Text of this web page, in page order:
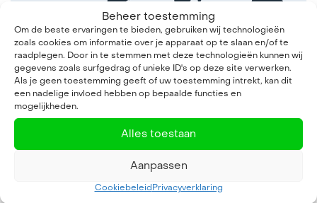
Beheer toestemming
Om de beste ervaringen te bieden, gebruiken wij technologieën
zoals cookies om informatie over je apparaat op te slaan en/of te
raadplegen. Door in te stemmen met deze technologieën kunnen wij
gegevens zoals surfgedrag of unieke ID's op deze site verwerken.
Als je geen toestemming geeft of uw toestemming intrekt, kan dit
een nadelige invloed hebben op bepaalde functies en
mogelijkheden.
Alles toestaan
Aanpassen
Cookiebeleid Privacyverklaring
Geïnteresseerd?
Interesse in werken bij Koopman? Neem dan contact
op met onze afdeling Personeelszaken.
Hoofdkantoor
+31 20 494 7777